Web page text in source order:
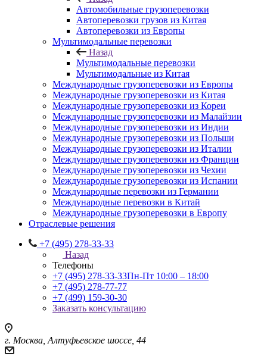
Автомобильные грузоперевозки
Автоперевозки грузов из Китая
Автоперевозки из Европы
Мультимодальные перевозки
Назад
Мультимодальные перевозки
Мультимодальные из Китая
Международные грузоперевозки из Европы
Международные грузоперевозки из Китая
Международные грузоперевозки из Кореи
Международные грузоперевозки из Малайзии
Международные грузоперевозки из Индии
Международные грузоперевозки из Польши
Международные грузоперевозки из Италии
Международные грузоперевозки из Франции
Международные грузоперевозки из Чехии
Международные грузоперевозки из Испании
Международные перевозки из Германии
Международные перевозки в Китай
Международные грузоперевозки в Европу
Отраслевые решения
+7 (495) 278-33-33
Назад
Телефоны
+7 (495) 278-33-33Пн-Пт 10:00 – 18:00
+7 (495) 278-77-77
+7 (499) 159-30-30
Заказать консультацию
г. Москва, Алтуфьевское шоссе, 44